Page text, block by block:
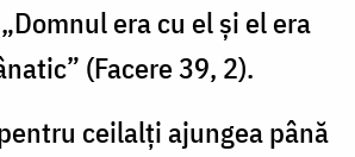
era cu el și el era
(Facere 39, 2).
ceilalți ajungea până